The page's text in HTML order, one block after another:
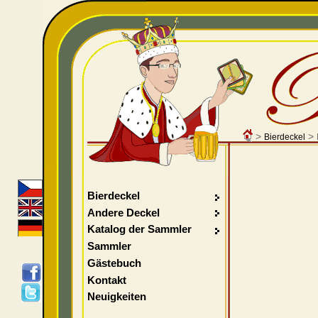
> Bierdeckel >
Bierdeckel
Andere Deckel
Katalog der Sammler
Sammler
Gästebuch
Kontakt
Neuigkeiten